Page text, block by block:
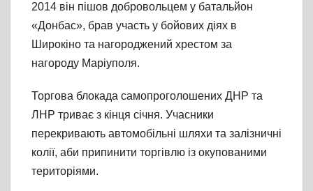
2014 він пішов добровольцем у батальйон
«Донбас», брав участь у бойових діях в
Широкіно та нагороджений хрестом за
нагороду Маріуполя.
Торгова блокада самопроголошених ДНР та
ЛНР триває з кінця січня. Учасники
перекривають автомобільні шляхи та залізничні
колії, аби припинити торгівлю із окупованими
територіями.